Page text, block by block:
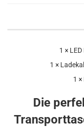
1 ×
1 ×
1
Die